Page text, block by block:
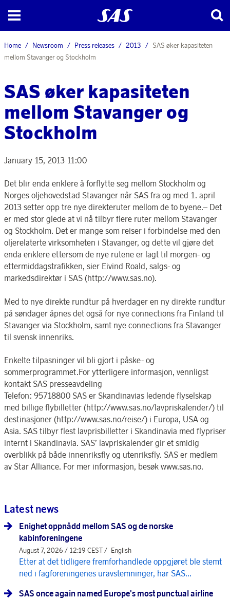
Home Newsroom Press releases 2013
SAS øker kapasiteten
mellom Stavanger og Stockholm
SAS øker kapasiteten
mellom Stavanger og
Stockholm
January 15, 2013 11:00
Det blir enda enklere å forflytte seg mellom Stockholm og
Norges oljehovedstad Stavanger når SAS fra og med 1. april
2013 setter opp tre nye direkteruter mellom de to byene.– Det
er med stor glede at vi nå tilbyr flere ruter mellom Stavanger
og Stockholm. Det er mange som reiser i forbindelse med den
oljerelaterte virksomheten i Stavanger, og dette vil gjøre det
enda enklere ettersom de nye rutene er lagt til morgen- og
ettermiddagstrafikken, sier Eivind Roald, salgs- og
markedsdirektør i SAS (http://www.sas.no).
Med to nye direkte rundtur på hverdager en ny direkte rundtur
på søndager åpnes det også for nye connections fra Finland til
Stavanger via Stockholm, samt nye connections fra Stavanger
til svensk innenriks.
Enkelte tilpasninger vil bli gjort i påske- og
sommerprogrammet.For ytterligere informasjon, vennligst
kontakt SAS presseavdeling
Telefon: 95718800 SAS er Skandinavias ledende flyselskap
med billige flybilletter (http://www.sas.no/lavpriskalender/) til
destinasjoner (http://www.sas.no/reise/) i Europa, USA og
Asia. SAS tilbyr flest lavprisbilletter i Skandinavia med flypriser
internt i Skandinavia. SAS’ lavpriskalender gir et smidig
overblikk på både innenriksfly og utenriksfly. SAS er medlem
av Star Alliance. For mer informasjon, besøk www.sas.no.
Latest news
Enighet oppnådd mellom SAS og de norske
kabinforeningene
August 7, 2026 / 12:19 CEST / English
Etter at det tidligere fremforhandlede oppgjøret ble stemt
ned i fagforeningenes uravstemninger, har SAS...
SAS once again named Europe's most punctual airline